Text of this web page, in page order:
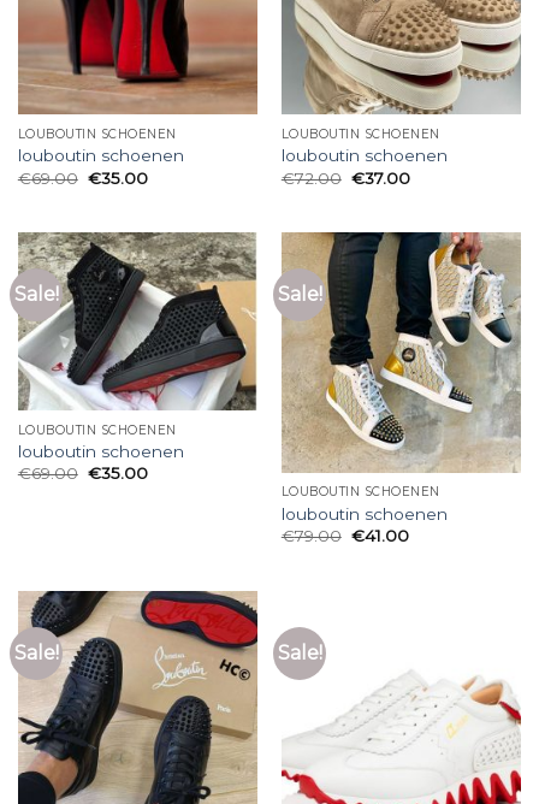
LOUBOUTIN SCHOENEN
louboutin schoenen
€69.00 €35.00
LOUBOUTIN SCHOENEN
louboutin schoenen
€72.00 €37.00
Sale!
LOUBOUTIN SCHOENEN
louboutin schoenen
€69.00 €35.00
Sale!
LOUBOUTIN SCHOENEN
louboutin schoenen
€79.00 €41.00
Sale! Sale!